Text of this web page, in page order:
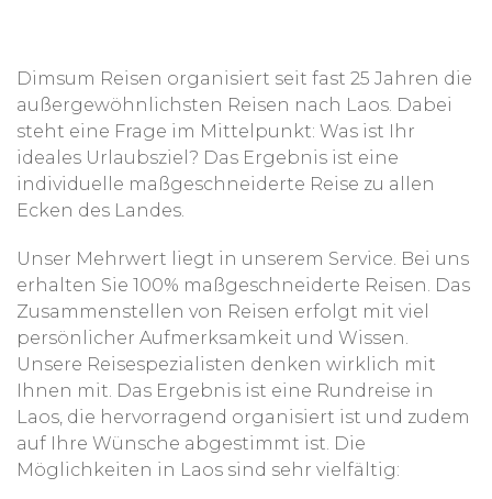
Dimsum Reisen organisiert seit fast 25 Jahren die
außergewöhnlichsten Reisen nach Laos. Dabei
steht eine Frage im Mittelpunkt: Was ist Ihr
ideales Urlaubsziel? Das Ergebnis ist eine
individuelle maßgeschneiderte Reise zu allen
Ecken des Landes.
Unser Mehrwert liegt in unserem Service. Bei uns
erhalten Sie 100% maßgeschneiderte Reisen. Das
Zusammenstellen von Reisen erfolgt mit viel
persönlicher Aufmerksamkeit und Wissen.
Unsere Reisespezialisten denken wirklich mit
Ihnen mit. Das Ergebnis ist eine Rundreise in
Laos, die hervorragend organisiert ist und zudem
auf Ihre Wünsche abgestimmt ist. Die
Möglichkeiten in Laos sind sehr vielfältig: